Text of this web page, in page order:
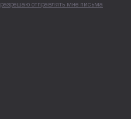
разрешаю отправлять мне письма